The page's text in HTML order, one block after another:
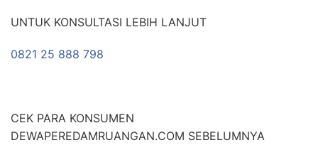
UNTUK KONSULTASI LEBIH LANJUT
0821 25 888 798
CEK PARA KONSUMEN
DEWAPEREDAMRUANGAN.COM SEBELUMNYA